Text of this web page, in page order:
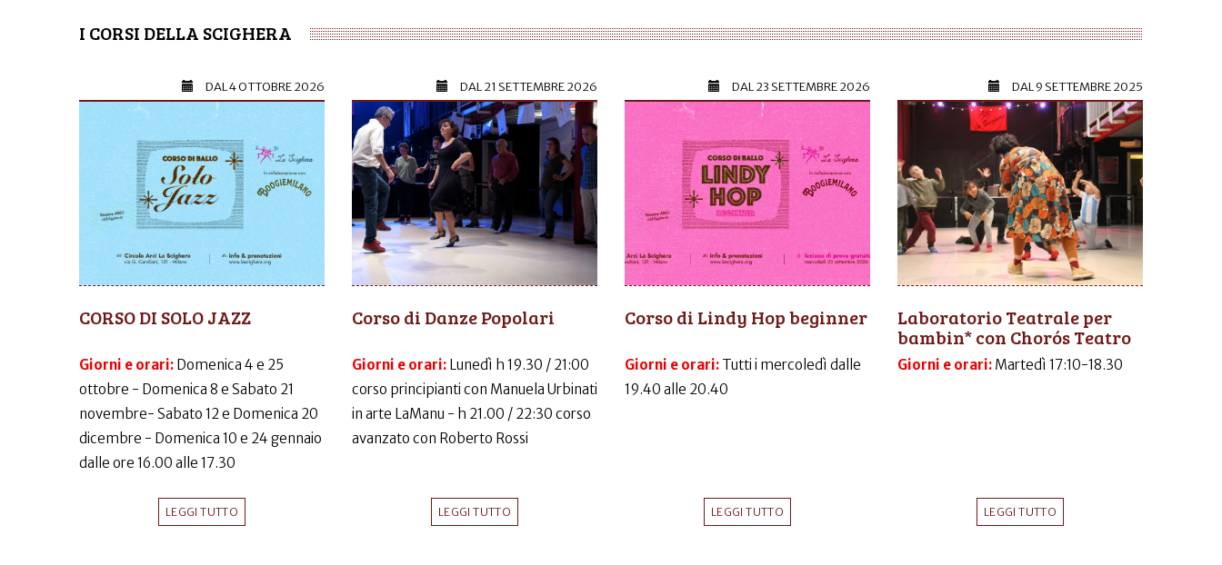
I CORSI DELLA SCIGHERA
DAL4 OTTOBRE 2026
CORSO DI SOLO JAZZ
Giorni e orari: Domenica 4 e 25
ottobre - Domenica 8 e Sabato 21
novembre- Sabato 12 e Domenica 20
dicembre - Domenica 10 e 24 gennaio
dalle ore 16.00 alle 17.30
LEGGI TUTTO
DAL21 SETTEMBRE 2026
Corso di Danze Popolari
Giorni e orari: Lunedì h 19.30 / 21:00
corso principianti con Manuela Urbinati
in arte LaManu - h 21.00 / 22:30 corso
avanzato con Roberto Rossi
LEGGI TUTTO
DAL23 SETTEMBRE 2026
Corso di Lindy Hop beginner
Giorni e orari: Tutti i mercoledì dalle
19.40 alle 20.40
LEGGI TUTTO
DAL9 SETTEMBRE 2025
Laboratorio Teatrale per
bambin* con Chorós Teatro
Giorni e orari: Martedì 17:10-18.30
LEGGI TUTTO